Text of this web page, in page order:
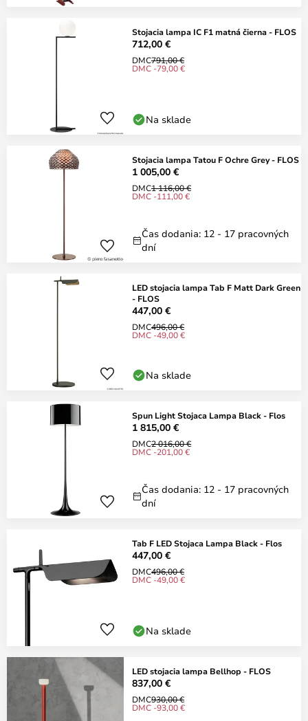
Stojacia lampa IC F1 matná čierna - FLOS
712,00 €
DMC791,00 €
DMC -79,00 €
Na sklade
Stojacia lampa Tatou F Ochre Grey - FLOS
1 005,00 €
DMC1 116,00 €
DMC -111,00 €
Čas dodania: 12 - 17 pracovných
dní
LED stojacia lampa Tab F Matt Dark Green
- FLOS
447,00 €
DMC496,00 €
DMC -49,00 €
Na sklade
Spun Light Stojaca Lampa Black - Flos
1 815,00 €
DMC2 016,00 €
DMC -201,00 €
Čas dodania: 12 - 17 pracovných
dní
Tab F LED Stojaca Lampa Black - Flos
447,00 €
DMC496,00 €
DMC -49,00 €
Na sklade
LED stojacia lampa Bellhop - FLOS
837,00 €
DMC930,00 €
DMC -93,00 €